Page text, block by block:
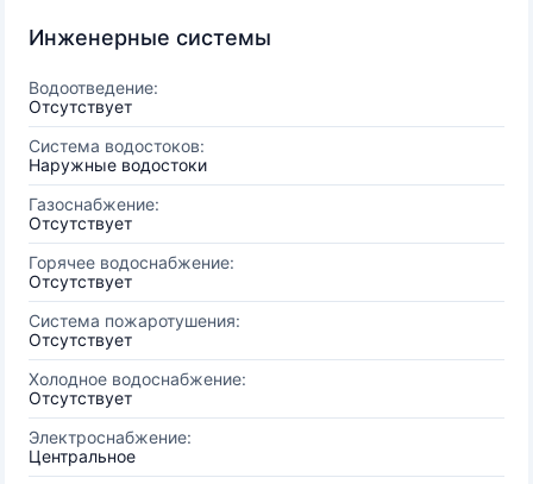
Инженерные системы
Водоотведение:
Отсутствует
Система водостоков:
Наружные водостоки
Газоснабжение:
Отсутствует
Горячее водоснабжение:
Отсутствует
Система пожаротушения:
Отсутствует
Холодное водоснабжение:
Отсутствует
Электроснабжение:
Центральное